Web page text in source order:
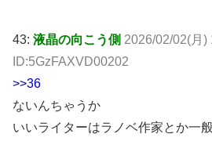
43: 液晶の向こう側 2026/02/02(月)
ID:5GzFAXVD00202
>>36
ないんちゃうか
いいライターはラノベ作家とか一